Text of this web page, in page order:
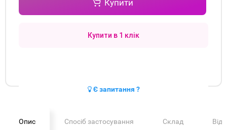
Купити
Купити в 1 клік
Є запитання ?
Опис Спосіб застосування Склад